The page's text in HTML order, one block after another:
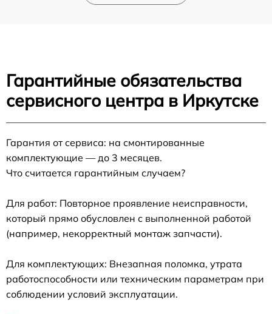
Гарантийные обязательства
сервисного центра в Иркутске
Гарантия от сервиса: на смонтированные
комплектующие — до 3 месяцев.
Что считается гарантийным случаем?
Для работ: Повторное проявление неисправности,
который прямо обусловлен с выполненной работой
(например, некорректный монтаж запчасти).
Для комплектующих: Внезапная поломка, утрата
работоспособности или техническим параметрам при
соблюдении условий эксплуатации.